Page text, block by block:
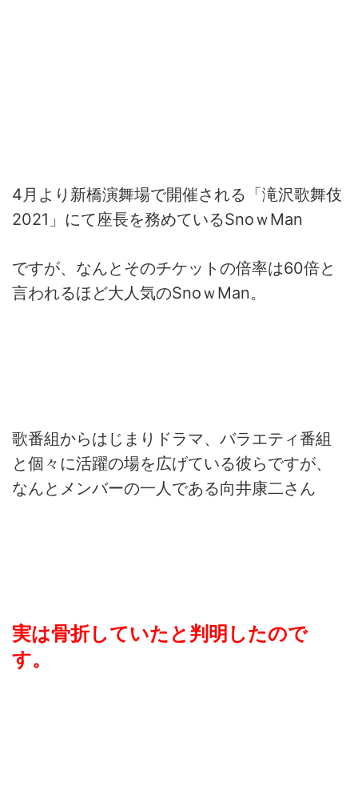
4月より新橋演舞場で開催される「滝沢歌舞伎
2021」にて座長を務めているSnoｗMan
ですが、なんとそのチケットの倍率は60倍と
言われるほど大人気のSnoｗMan。
歌番組からはじまりドラマ、バラエティ番組
と個々に活躍の場を広げている彼らですが、
なんとメンバーの一人である向井康二さん
実は骨折していたと判明したので
す。